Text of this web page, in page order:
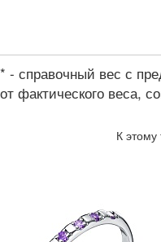
* - справочный вес с
от фактического веса,
К этому